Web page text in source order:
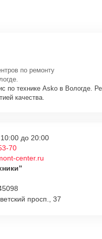
по ремонту
по технике Asko в Вологде.
качества.
просп., 37
до 20:00
70
center.ru